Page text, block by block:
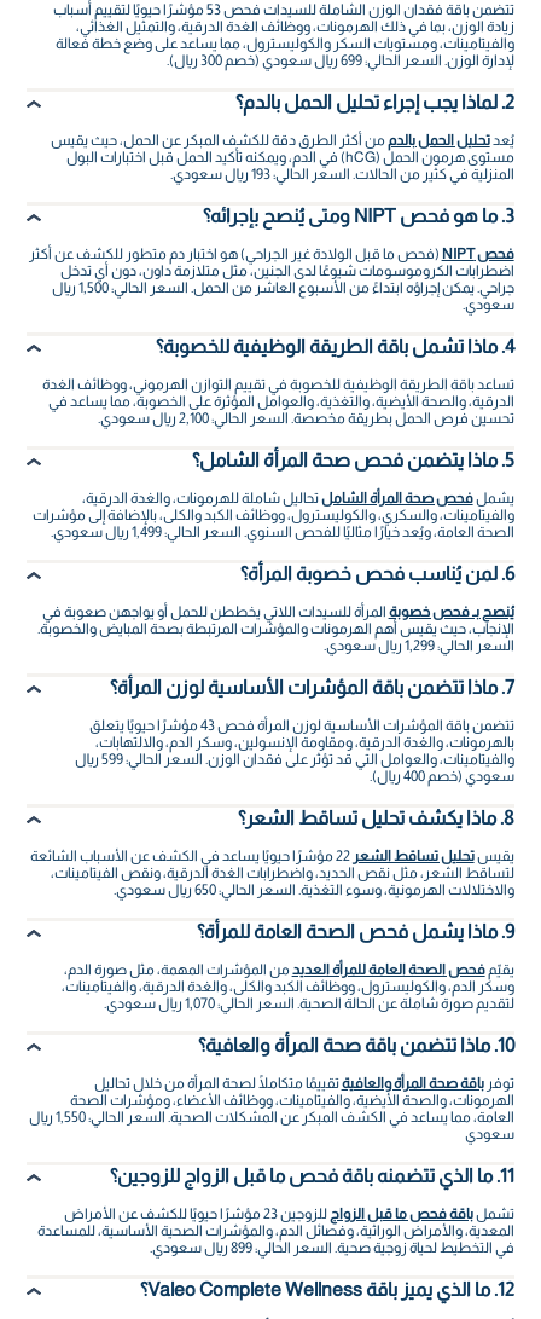
تتضمن باقة فقدان الوزن الشاملة للسيدات فحص 53 مؤشرًا حيويًا لتقييم أسباب
زيادة الوزن، بما في ذلك الهرمونات، ووظائف الغدة الدرقية، والتمثيل الغذائي،
والفيتامينات، ومستويات السكر والكوليسترول، مما يساعد على وضع خطة فعالة
لإدارة الوزن. السعر الحالي: 699 ريال سعودي (خصم 300 ريال).
2. لماذا يجب إجراء تحليل الحمل بالدم؟
يُعدتحليل الحمل بالدممن أكثر الطرق دقة للكشف المبكر عن الحمل، حيث يقيس
مستوى هرمون الحمل (hCG) في الدم، ويمكنه تأكيد الحمل قبل اختبارات البول
المنزلية في كثير من الحالات. السعر الحالي: 193 ريال سعودي.
3. ما هو فحص NIPT ومتى يُنصح بإجرائه؟
فحص NIPT
(فحص ما قبل الولادة غير الجراحي) هو اختبار دم متطور للكشف عن أكثر
اضطرابات الكروموسومات شيوعًا لدى الجنين، مثل متلازمة داون، دون أي تدخل
جراحي. يمكن إجراؤه ابتداءً من الأسبوع العاشر من الحمل. السعر الحالي: 1,500 ريال
سعودي.
4. ماذا تشمل باقة الطريقة الوظيفية للخصوبة؟
تساعد باقة الطريقة الوظيفية للخصوبة في تقييم التوازن الهرموني، ووظائف الغدة
الدرقية، والصحة الأيضية، والتغذية، والعوامل المؤثرة على الخصوبة، مما يساعد في
تحسين فرص الحمل بطريقة مخصصة. السعر الحالي: 2,100 ريال سعودي.
5. ماذا يتضمن فحص صحة المرأة الشامل؟
يشملفحص صحة المرأة الشاملتحاليل شاملة للهرمونات، والغدة الدرقية،
والفيتامينات، والسكري، والكوليسترول، ووظائف الكبد والكلى، بالإضافة إلى مؤشرات
الصحة العامة، ويُعد خيارًا مثاليًا للفحص السنوي. السعر الحالي: 1,499 ريال سعودي.
6. لمن يُناسب فحص خصوبة المرأة؟
يُنصح بـ فحص خصوبة المرأة للسيدات اللاتي يخططن للحمل أو يواجهن صعوبة في
الإنجاب، حيث يقيس أهم الهرمونات والمؤشرات المرتبطة بصحة المبايض والخصوبة.
السعر الحالي: 1,299 ريال سعودي.
7. ماذا تتضمن باقة المؤشرات الأساسية لوزن المرأة؟
تتضمن باقة المؤشرات الأساسية لوزن المرأة فحص 43 مؤشرًا حيويًا يتعلق
بالهرمونات، والغدة الدرقية، ومقاومة الإنسولين، وسكر الدم، والالتهابات،
والفيتامينات، والعوامل التي قد تؤثر على فقدان الوزن. السعر الحالي: 599 ريال
سعودي (خصم 400 ريال).
8. ماذا يكشف تحليل تساقط الشعر؟
يقيستحليل تساقط الشعر
22 مؤشرًا حيويًا يساعد في الكشف عن الأسباب الشائعة
لتساقط الشعر، مثل نقص الحديد، واضطرابات الغدة الدرقية، ونقص الفيتامينات،
والاختلالات الهرمونية، وسوء التغذية. السعر الحالي: 650 ريال سعودي.
9. ماذا يشمل فحص الصحة العامة للمرأة؟
يقيّمفحص الصحة العامة للمرأة العديدمن المؤشرات المهمة، مثل صورة الدم،
وسكر الدم، والكوليسترول، ووظائف الكبد والكلى، والغدة الدرقية، والفيتامينات،
لتقديم صورة شاملة عن الحالة الصحية. السعر الحالي: 1,070 ريال سعودي.
10. ماذا تتضمن باقة صحة المرأة والعافية؟
توفرباقة صحة المرأة والعافيةتقييمًا متكاملًا لصحة المرأة من خلال تحاليل
الهرمونات، والصحة الأيضية، والفيتامينات، ووظائف الأعضاء، ومؤشرات الصحة
العامة، مما يساعد في الكشف المبكر عن المشكلات الصحية. السعر الحالي: 1,550 ريال
سعودي
11. ما الذي تتضمنه باقة فحص ما قبل الزواج للزوجين؟
تشملباقة فحص ما قبل الزواج
للزوجين 23 مؤشرًا حيويًا للكشف عن الأمراض
المعدية، والأمراض الوراثية، وفصائل الدم، والمؤشرات الصحية الأساسية، للمساعدة
في التخطيط لحياة زوجية صحية. السعر الحالي: 899 ريال سعودي.
12. ما الذي يميز باقة Valeo Complete Wellness؟